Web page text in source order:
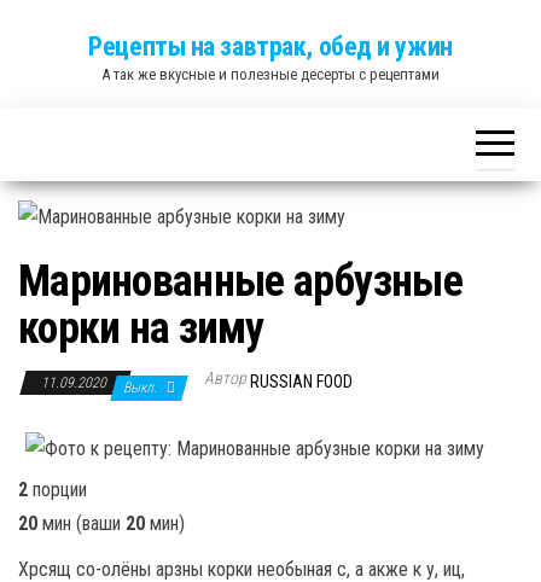
Рецепты на завтрак, обед и ужин
А так же вкусные и полезные десерты с рецептами
Маринованные арбузные
корки на зиму
11.09.2020 Выкл. Автор RUSSIAN FOOD
2 порции
20 мин (ваши 20 мин)
Хрсящ со-олёны арзны корки необыная с, а акже к у, иц,